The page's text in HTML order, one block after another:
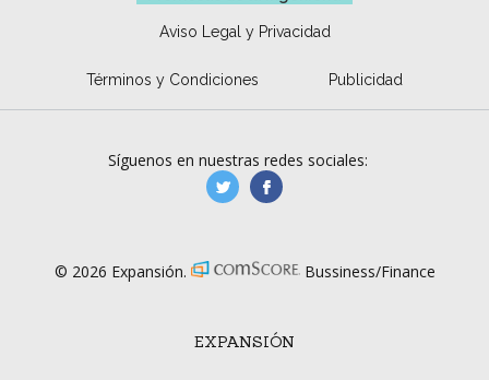
Aviso Legal y Privacidad
Términos y Condiciones Publicidad
EXPANSIÓN
Síguenos en nuestras redes sociales:
manufacturaGE
© 2026 Expansión. Bussiness/Finance